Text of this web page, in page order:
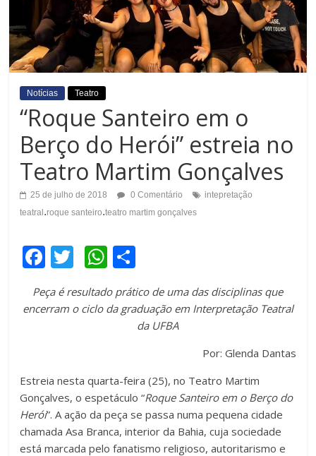
Notícias Teatro
“Roque Santeiro em o
Berço do Herói” estreia no
Teatro Martim Gonçalves
25 de julho de 2018 0 Comentário
intepretação
teatral.roque santeiro.teatro martim gonçalves
F
c
o
k
tt
W
at
p
m
p
h
ar
Peça é resultado prático de uma das disciplinas que
encerram o ciclo da graduação em Interpretação Teatral
da UFBA
Por: Glenda Dantas
Estreia nesta quarta-feira (25), no Teatro Martim
Gonçalves, o espetáculo “Roque Santeiro em o Berço do
Herói”. A ação da peça se passa numa pequena cidade
chamada Asa Branca, interior da Bahia, cuja sociedade
está marcada pelo fanatismo religioso, autoritarismo e